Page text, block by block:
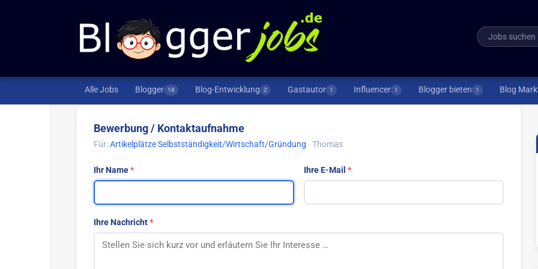
Alle Jobs Blogger 18 Blog-Entwicklung 2 Gastautor 1 Influencer 1 Blogger bieten 1 Blog
Bewerbung / Kontaktaufnahme
Für:Artikelplätze Selbstständigkeit/Wirtschaft/Gründung · Thomas
Ihr Name Ihre E-Mail
Ihre Nachricht